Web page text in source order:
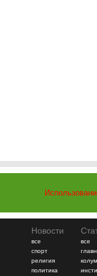
Новости
все
спорт
религия
политика
все